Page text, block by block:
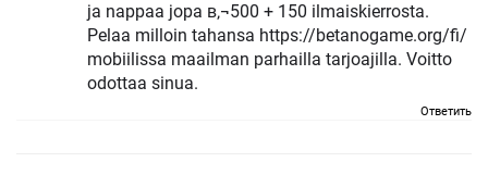
ja nappaa jopa в‚¬500 + 150 ilmaiskierrosta.
Pelaa milloin tahansa https://betanogame.org/fi/
mobiilissa maailman parhailla tarjoajilla. Voitto
odottaa sinua.
Ответить